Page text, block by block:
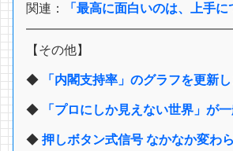
関連： 「最高に面白いのは、上手
【その他】
◆ 「内閣支持率」のグラフを更新
◆ 「プロにしか見えない世界」が
◆ 押しボタン式信号 なかなか変わ